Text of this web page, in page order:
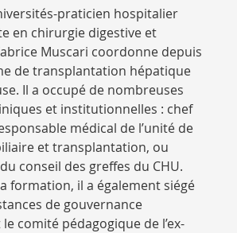
praticien hospitalier
en chirurgie digestive et
Muscari coordonne depuis
de transplantation hépatique
Il a occupé de nombreuses
et institutionnelles : chef
médical de l’unité de
et transplantation, ou
conseil des greffes du CHU.
formation, il a également siégé
de gouvernance
comité pédagogique de l’ex-